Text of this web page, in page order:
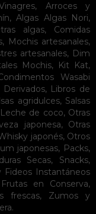
, Arroces y
, Algas Algas Nori,
algas, Comidas
, Mochis artesanales,
artesanales, Dim
Mochis, Kit Kat,
Wasabi
Derivados, Libros de
agridulces, Salsas
Leche de coco, Otras
japonesa, Otras
japonés, Otros
japonesas, Packs,
Secas, Snacks,
Fideos Instantáneos
en Conserva,
frescas, Zumos y
.